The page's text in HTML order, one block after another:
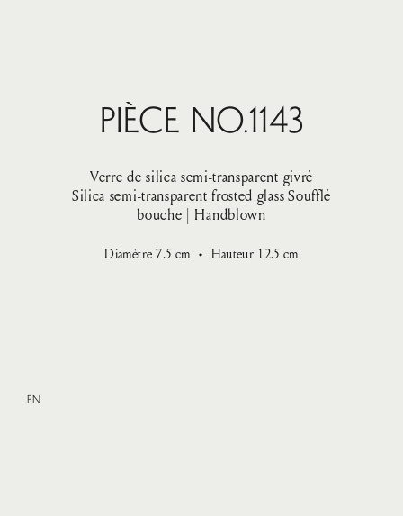
Pièce No.1143
Verre de silica semi-transparent givré
Silica semi-transparent frosted glass Soufflé
bouche | Handblown
Diamètre 7.5 cm Hauteur 12.5 cm
EN